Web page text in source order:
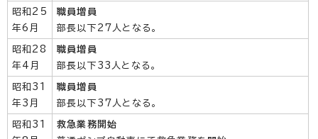
昭和25
年6月
職員増員
部長以下27人となる。
昭和28
年4月
職員増員
部長以下33人となる。
昭和31
年3月
職員増員
部長以下37人となる。
昭和31
救急業務開始